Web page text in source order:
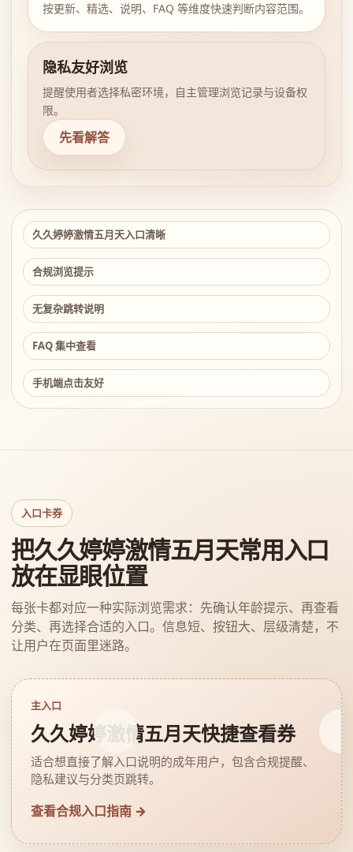
按更新、精选、说明、FAQ 等维度快速判断内容范围。
隐私友好浏览
提醒使用者选择私密环境，自主管理浏览记录与设备权
限。
先看解答
久久婷婷激情五月天入口清晰
合规浏览提示
无复杂跳转说明
FAQ 集中查看
手机端点击友好
入口卡券
把久久婷婷激情五月天常用入口
放在显眼位置
每张卡都对应一种实际浏览需求：先确认年龄提示、再查看
分类、再选择合适的入口。信息短、按钮大、层级清楚，不
让用户在页面里迷路。
主入口
久久婷婷激情五月天快捷查看券
适合想直接了解入口说明的成年用户，包含合规提醒、
隐私建议与分类页跳转。
查看合规入口指南 →